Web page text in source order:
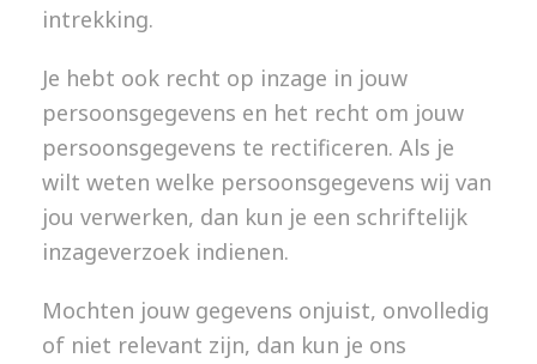
intrekking.
Je hebt ook recht op inzage in jouw
persoonsgegevens en het recht om jouw
persoonsgegevens te rectificeren. Als je
wilt weten welke persoonsgegevens wij van
jou verwerken, dan kun je een schriftelijk
inzageverzoek indienen.
Mochten jouw gegevens onjuist, onvolledig
of niet relevant zijn, dan kun je ons